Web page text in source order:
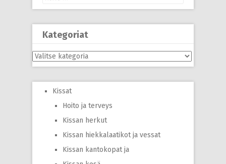
Kategoriat
Kategoriat
Kissat
Hoito ja terveys
Kissan herkut
Kissan hiekkalaatikot ja vessat
Kissan kantokopat ja